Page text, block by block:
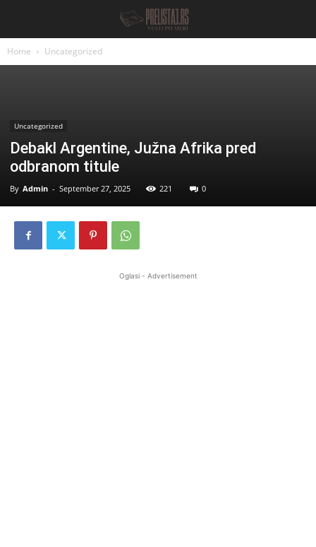
Home Uncategorized
Uncategorized
Debakl Argentine, Južna Afrika pred
odbranom titule
By Admin - September 27, 2025 221 0
Oglasi - Advertisement